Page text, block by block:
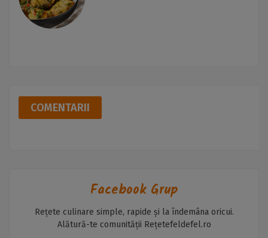
COMENTARII
Facebook Grup
Rețete culinare simple, rapide și la îndemâna oricui.
Alătură-te comunității Rețetefeldefel.ro